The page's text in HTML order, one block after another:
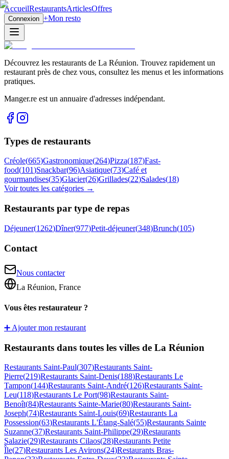
AccueilRestaurantsArticlesOffres
Connexion +Mon resto
Découvrez les restaurants de La Réunion. Trouvez rapidement un
restaurant près de chez vous, consultez les menus et les informations
pratiques.
Manger.re est un annuaire d'adresses indépendant.
Types de restaurants
Créole(665)Gastronomique(264)Pizza(187)Fast-
food(101)Snackbar(96)Asiatique(73)Café et
gourmandises(35)Glacier(26)Grillades(22)Salades(18)
Voir toutes les catégories →
Restaurants par type de repas
Déjeuner(1262)Dîner(977)Petit-déjeuner(348)Brunch(105)
Contact
Nous contacter
La Réunion, France
Vous êtes restaurateur ?
➕ Ajouter mon restaurant
Restaurants dans toutes les villes de La Réunion
Restaurants Saint-Paul(307)Restaurants Saint-
Pierre(219)Restaurants Saint-Denis(188)Restaurants Le
Tampon(144)Restaurants Saint-André(126)Restaurants Saint-
Leu(118)Restaurants Le Port(98)Restaurants Saint-
Benoît(84)Restaurants Sainte-Marie(80)Restaurants Saint-
Joseph(74)Restaurants Saint-Louis(69)Restaurants La
Possession(63)Restaurants L'Étang-Salé(55)Restaurants Sainte
Suzanne(37)Restaurants Saint-Philippe(29)Restaurants
Salazie(29)Restaurants Cilaos(28)Restaurants Petite
Île(27)Restaurants Les Avirons(24)Restaurants Bras-